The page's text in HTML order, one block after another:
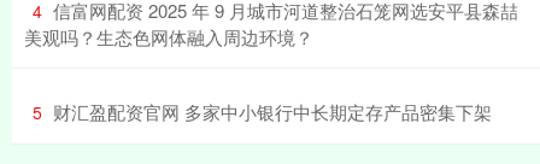
4 ​信富网配资 2025 年 9 月城市河道整治石笼网选安平县森喆
美观吗？生态色网体融入周边环境？
5 ​财汇盈配资官网 多家中小银行中长期定存产品密集下架